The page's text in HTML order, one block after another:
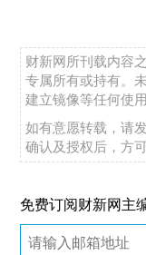
财新网所刊载内容
专属所有或持有。
建立镜像等任何使用
如有意愿转载，请
确认及授权后，方可
免费订阅财新网主